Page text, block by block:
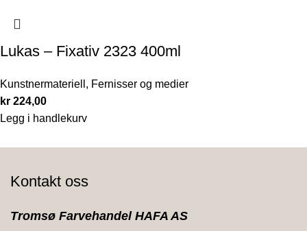
Lukas – Fixativ 2323 400ml
Kunstnermateriell , Fernisser og medier
kr 224,00
Legg i handlekurv
Kontakt oss
Tromsø Farvehandel HAFA AS